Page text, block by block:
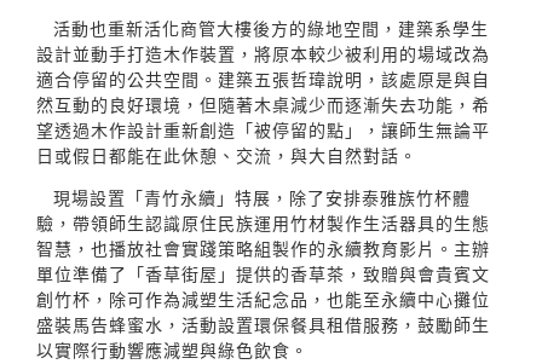
活動也重新活化商管大樓後方的綠地空間，建築系學生
設計並動手打造木作裝置，將原本較少被利用的場域改為
適合停留的公共空間。建築五張哲瑋說明，該處原是與自
然互動的良好環境，但隨著木桌減少而逐漸失去功能，希
望透過木作設計重新創造「被停留的點」，讓師生無論平
日或假日都能在此休憩、交流，與大自然對話。
現場設置「青竹永續」特展，除了安排泰雅族竹杯體
驗，帶領師生認識原住民族運用竹材製作生活器具的生態
智慧，也播放社會實踐策略組製作的永續教育影片。主辦
單位準備了「香草街屋」提供的香草茶，致贈與會貴賓文
創竹杯，除可作為減塑生活紀念品，也能至永續中心攤位
盛裝馬告蜂蜜水，活動設置環保餐具租借服務，鼓勵師生
以實際行動響應減塑與綠色飲食。